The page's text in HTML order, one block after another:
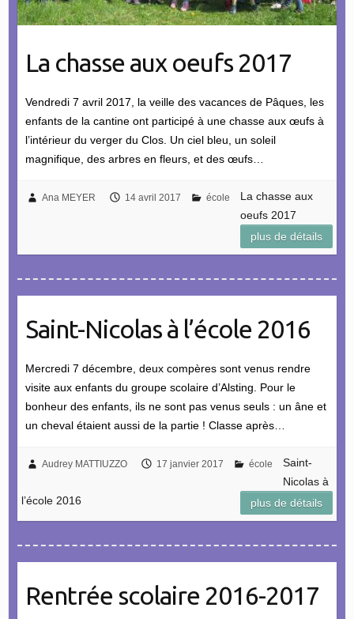
La chasse aux oeufs 2017
Vendredi 7 avril 2017, la veille des vacances de Pâques, les
enfants de la cantine ont participé à une chasse aux œufs à
l’intérieur du verger du Clos. Un ciel bleu, un soleil
magnifique, des arbres en fleurs, et des œufs…
Ana MEYER 14 avril 2017 école
La chasse aux
oeufs 2017
plus de détails
Saint-Nicolas à l’école 2016
Mercredi 7 décembre, deux compères sont venus rendre
visite aux enfants du groupe scolaire d’Alsting. Pour le
bonheur des enfants, ils ne sont pas venus seuls : un âne et
un cheval étaient aussi de la partie ! Classe après…
Audrey MATTIUZZO 17 janvier 2017 école
Saint-
Nicolas à
l’école 2016
plus de détails
Rentrée scolaire 2016-2017